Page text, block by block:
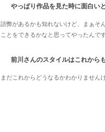
やっぱり作品を見た時に面白い
語弊があるかも知れないけど、まぁそ
ことをできるかなと思ってやったんで
前川さんのスタイルはこれから
まだこれからどうなるかわかりません